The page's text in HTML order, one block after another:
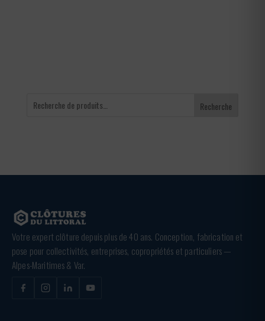
Recherche
Votre expert clôture depuis plus de 40 ans. Conception, fabrication et
pose pour collectivités, entreprises, copropriétés et particuliers —
Alpes-Maritimes & Var.